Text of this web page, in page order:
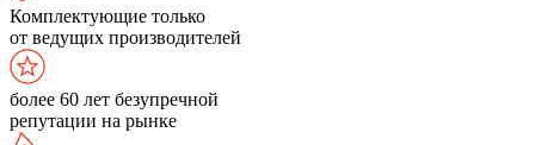
Комплектующие только
от ведущих производителей
более 60 лет безупречной
репутации на рынке